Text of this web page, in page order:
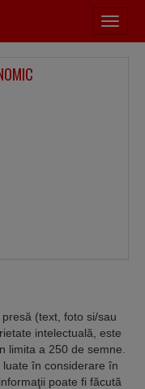
meniu
(text, foto si/sau
intelectuală, este
limita a 250 de semne.
în considerare în
poate fi făcută